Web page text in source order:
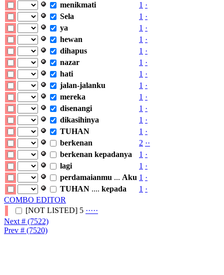
menikmati
1 ·
Sela
1 ·
ya
1 ·
hewan
1 ·
dihapus
1 ·
nazar
1 ·
hati
1 ·
jalan-jalanku
1 ·
mereka
1 ·
disenangi
1 ·
dikasihinya
1 ·
TUHAN
1 ·
berkenan
2 ··
berkenan kepadanya 1 ·
lagi
1 ·
perdamaianmu ... Aku 1 ·
TUHAN .... kepada 1 ·
COMBO EDITOR
[NOT LISTED] 5 ·····
Next # (7522)
Prev # (7520)